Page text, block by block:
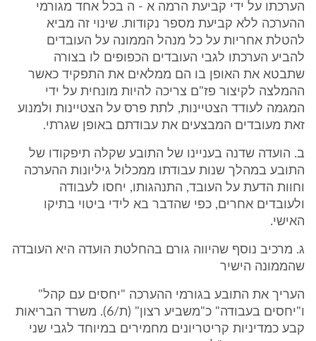
הערכתו על ידי קביעת הרמה א - ה בכל אחד מגורמי
ההערכה ללא קביעת מספר נקודות. שינוי זה מביא
להטלת אחריות על כל מנהל הממונה על העובדים
להביע הערכתו לגבי העובדים הכפופים לו בצורה
שתבטא את האופן בו הם ממלאים את התפקיד כאשר
ההמלצה לקיצור פז"ם צריכה להיות מונחית על ידי
המגמה לעודד הצטיינות, לתת פרס על הצטיינות ולמנוע
זאת מעובדים המבצעים את עבודתם באופן שגרתי.
ב. הועדה שדנה בעניינו של התובע שקלה תיפקודו של
התובע במהלך שנות עבודתו ממכלול גיליונות ההערכה
וחוות הדעת על העובד, התנהגותו, יחסו לעבודה
ולעובדים אחרים, כפי שהדבר בא לידי ביטוי בתיקו
האישי.
ג. מרכיב נוסף שהיווה גורם בהחלטת הועדה היא העובדה
שהממונה הישיר
העריך את התובע בגורמי ההערכה "יחסים עם קהל"
ו"יחסים בעבודה" כ"משביע רצון" (ת/6). משרד הבריאות
קבע כמדיניות קריטריונים מחמירים במיוחד לגבי שני